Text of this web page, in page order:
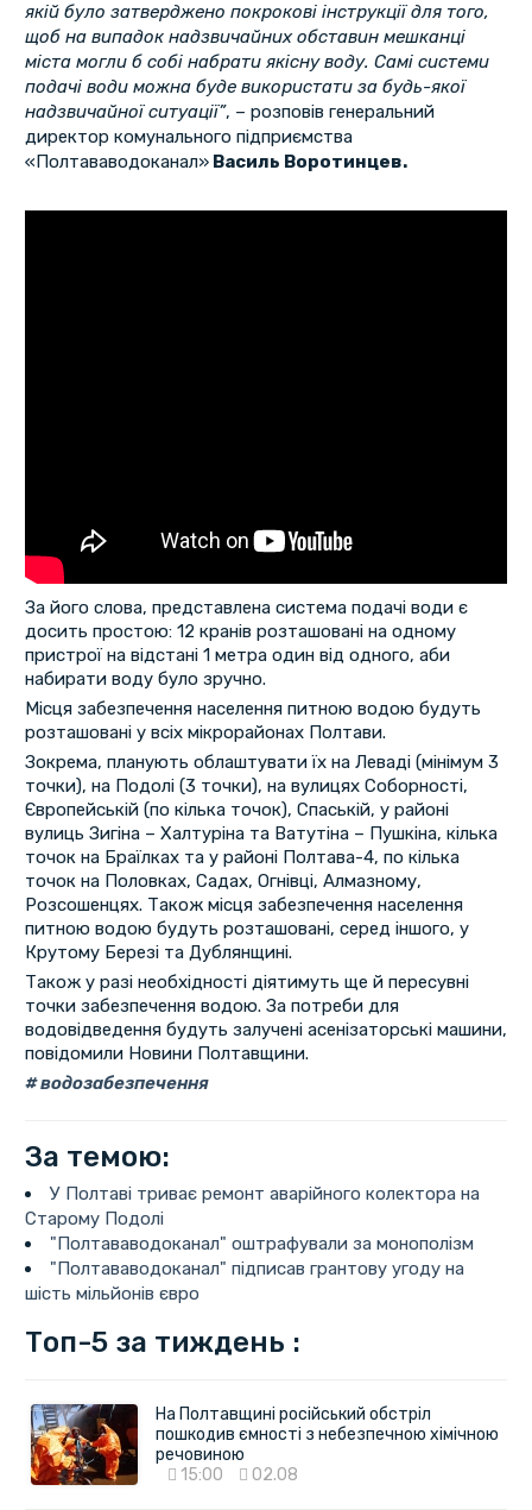
якій було затверджено покрокові інструкції для того,
щоб на випадок надзвичайних обставин мешканці
міста могли б собі набрати якісну воду. Самі системи
подачі води можна буде використати за будь-якої
надзвичайної ситуації”, – розповів генеральний
директор комунального підприємства
«Полтававодоканал»Василь Воротинцев.
За його слова, представлена система подачі води є
досить простою: 12 кранів розташовані на одному
пристрої на відстані 1 метра один від одного, аби
набирати воду було зручно.
Місця забезпечення населення питною водою будуть
розташовані у всіх мікрорайонах Полтави.
Зокрема, планують облаштувати їх на Леваді (мінімум 3
точки), на Подолі (3 точки), на вулицях Соборності,
Європейській (по кілька точок), Спаській, у районі
вулиць Зигіна – Халтуріна та Ватутіна – Пушкіна, кілька
точок на Браїлках та у районі Полтава-4, по кілька
точок на Половках, Садах, Огнівці, Алмазному,
Розсошенцях. Також місця забезпечення населення
питною водою будуть розташовані, серед іншого, у
Крутому Березі та Дублянщині.
Також у разі необхідності діятимуть ще й пересувні
точки забезпечення водою. За потреби для
водовідведення будуть залучені асенізаторські машини,
повідомили Новини Полтавщини.
водозабезпечення
За темою:
У Полтаві триває ремонт аварійного колектора на
Старому Подолі
"Полтававодоканал" оштрафували за монополізм
"Полтававодоканал" підписав грантову угоду на
шість мільйонів євро
Топ-5 за тиждень :
На Полтавщині російський обстріл
пошкодив ємності з небезпечною хімічною
речовиною
15:00
02.08